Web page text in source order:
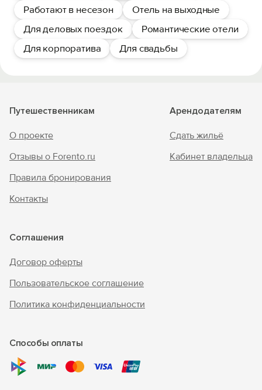
Работают в несезон
Отель на выходные
Для деловых поездок
Романтические отели
Для корпоратива
Для свадьбы
Путешественникам
О проекте
Отзывы о Forento.ru
Правила бронирования
Контакты
Арендодателям
Сдать жильё
Кабинет владельца
Соглашения
Договор оферты
Пользовательское соглашение
Политика конфиденциальности
Способы оплаты